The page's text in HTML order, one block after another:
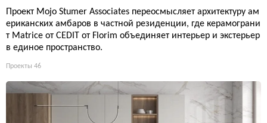
Проект Mojo Stumer Associates переосмысляет архитектуру ам
ериканских амбаров в частной резиденции, где керамограни
т Matrice от CEDIT от Florim объединяет интерьер и экстерьер
в единое пространство.
Проекты 46